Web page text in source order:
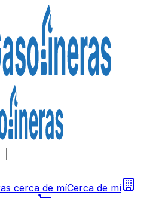
cerca de míCerca de mí